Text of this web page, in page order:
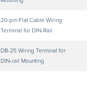
20-pin Flat Cable Wiring
Terminal for DIN-Rail
DB-25 Wiring Terminal for
DIN-rail Mounting